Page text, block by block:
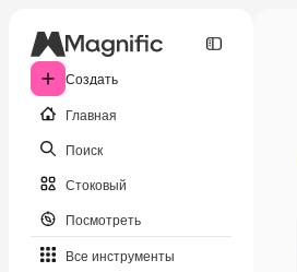
Создать
Главная
Поиск
Стоковый
Посмотреть
Все инструменты